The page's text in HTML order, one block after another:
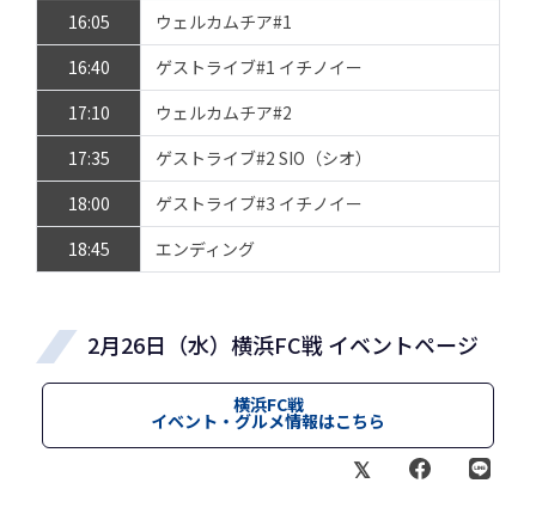
16:05
ウェルカムチア#1
16:40
ゲストライブ#1 イチノイー
17:10
ウェルカムチア#2
17:35
ゲストライブ#2 SIO（シオ）
18:00
ゲストライブ#3 イチノイー
18:45
エンディング
2月26日（水）横浜FC戦 イベントページ
横浜FC戦
イベント・グルメ情報はこちら